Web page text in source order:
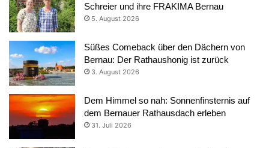
Schreier und ihre FRAKIMA Bernau
5. August 2026
Süßes Comeback über den Dächern von
Bernau: Der Rathaushonig ist zurück
3. August 2026
Dem Himmel so nah: Sonnenfinsternis auf
dem Bernauer Rathausdach erleben
31. Juli 2026